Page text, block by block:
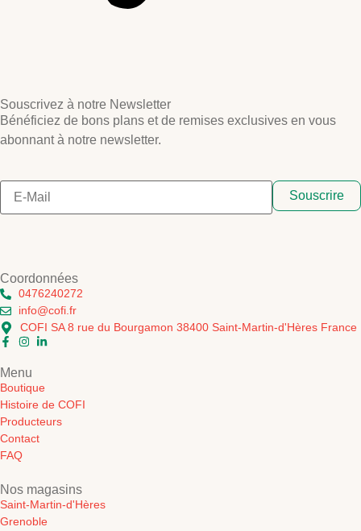
Souscrivez à notre Newsletter
Bénéficiez de bons plans et de remises exclusives en vous
abonnant à notre newsletter.
Souscrire
Coordonnées
0476240272
info@cofi.fr
COFI SA 8 rue du Bourgamon 38400 Saint-Martin-d'Hères France
Menu
Boutique
Histoire de COFI
Producteurs
Contact
FAQ
Nos magasins
Saint-Martin-d'Hères
Grenoble